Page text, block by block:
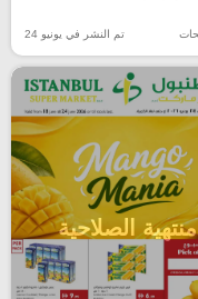
تم النشر في يونيو 24
منتهية الصلاحية